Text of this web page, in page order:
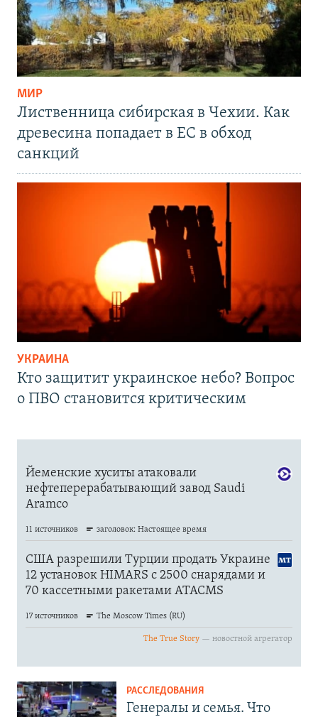
МИР
Лиственница сибирская в Чехии. Как
древесина попадает в ЕС в обход
санкций
УКРАИНА
Кто защитит украинское небо? Вопрос
о ПВО становится критическим
РАССЛЕДОВАНИЯ
Генералы и семья. Что